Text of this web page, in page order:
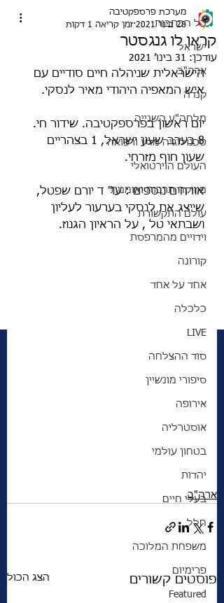
כל הכתבות
ישראל
ארה"ב
קנדה
מלחה"ע השנייה
טכנולוגיה מדע ורפואה
העולם הוירטואלי
מוזיקה תרבות ואומנות
עולם התקשורת
וידויים מהמרפסת
קורונה
אחד על אחד
כלכלה
LIVE
סוד ההצלחה
סיפורי מונשיין
אירופה
אוסטרליה
בטחון עולמי
יהדות
בעלי חיים
חלל
משפחת המלוכה
פרימיום
Featured
קראו לו גנגסטר
מערכת פרספקטיבה
28 בינו׳ 2021
זמן קריאה 1 דקות
עודכן: 31 בינו׳ 2021
הישראלית שניהלה חיים סודיים עם
איש המאפיה היהודי מאיר לנסקי.
יום ראשון בפרספקטיבה. שידור חי.
8 בערב שעון ישראל, 1 בצהריים
שעון חוף מזרחי.
אורחים נוספים : עו" ד יורם שפטל,
שייצג את לנסקי בערעור לעליון
ושבתאי טל , על הראיון הגנוז.
ארה"ב
פוסטים קשורים הצג הכול